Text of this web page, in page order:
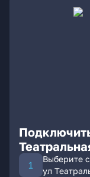
Выберите
ул